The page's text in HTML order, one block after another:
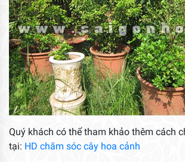
Quý khách có thể tham khảo thêm cách
tại: HD chăm sóc cây hoa cảnh